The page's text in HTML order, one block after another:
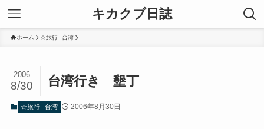
キカクブ日誌
ホーム ☆旅行─台湾
台湾行き 墾丁
2006
8/30
☆旅行─台湾 2006年8月30日